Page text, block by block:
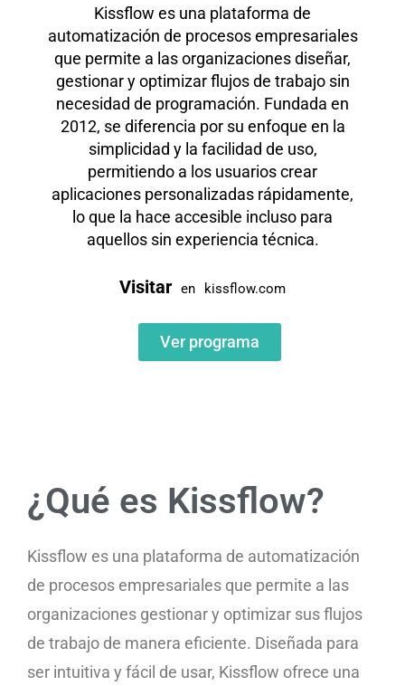
Kissflow es una plataforma de
automatización de procesos empresariales
que permite a las organizaciones diseñar,
gestionar y optimizar flujos de trabajo sin
necesidad de programación. Fundada en
2012, se diferencia por su enfoque en la
simplicidad y la facilidad de uso,
permitiendo a los usuarios crear
aplicaciones personalizadas rápidamente,
lo que la hace accesible incluso para
aquellos sin experiencia técnica.
Visitar en kissflow.com
Ver programa
¿Qué es Kissflow?
Kissflow es una plataforma de automatización
de procesos empresariales que permite a las
organizaciones gestionar y optimizar sus flujos
de trabajo de manera eficiente. Diseñada para
ser intuitiva y fácil de usar, Kissflow ofrece una